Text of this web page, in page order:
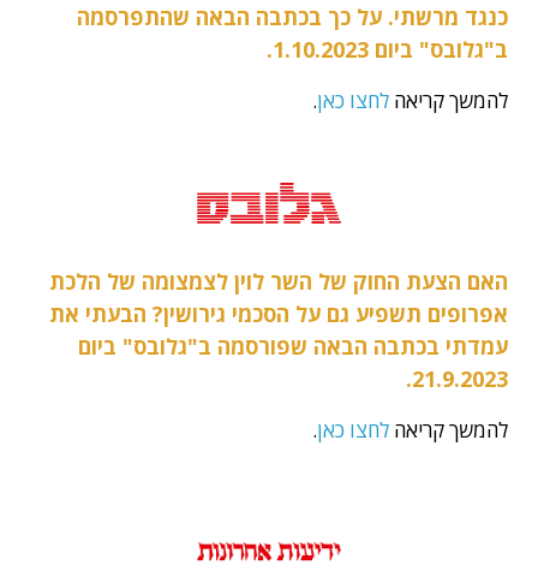
כנגד מרשתי. על כך בכתבה הבאה שהתפרסמה
ב"גלובס" ביום 1.10.2023.
להמשך קריאה לחצו כאן.
האם הצעת החוק של השר לוין לצמצומה של הלכת
אפרופים תשפיע גם על הסכמי גירושין? הבעתי את
עמדתי בכתבה הבאה שפורסמה ב"גלובס" ביום
21.9.2023.
להמשך קריאה לחצו כאן.